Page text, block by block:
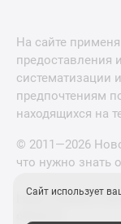
На сайте
предоставления
систематизации
предпочтениям
находящихся на
© 2011—2026
что нужно знать
Новостройки
Сайт использует